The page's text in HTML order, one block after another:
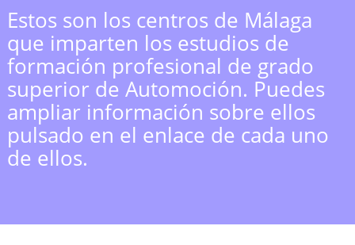
Estos son los centros de Málaga
que imparten los estudios de
formación profesional de grado
superior de Automoción. Puedes
ampliar información sobre ellos
pulsado en el enlace de cada uno
de ellos.